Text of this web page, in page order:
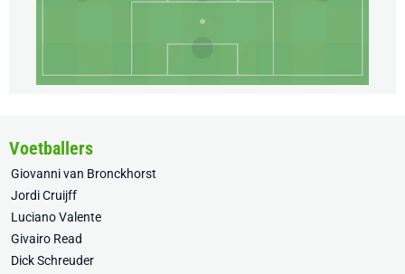
Voetballers
Giovanni van Bronckhorst
Jordi Cruijff
Luciano Valente
Givairo Read
Dick Schreuder